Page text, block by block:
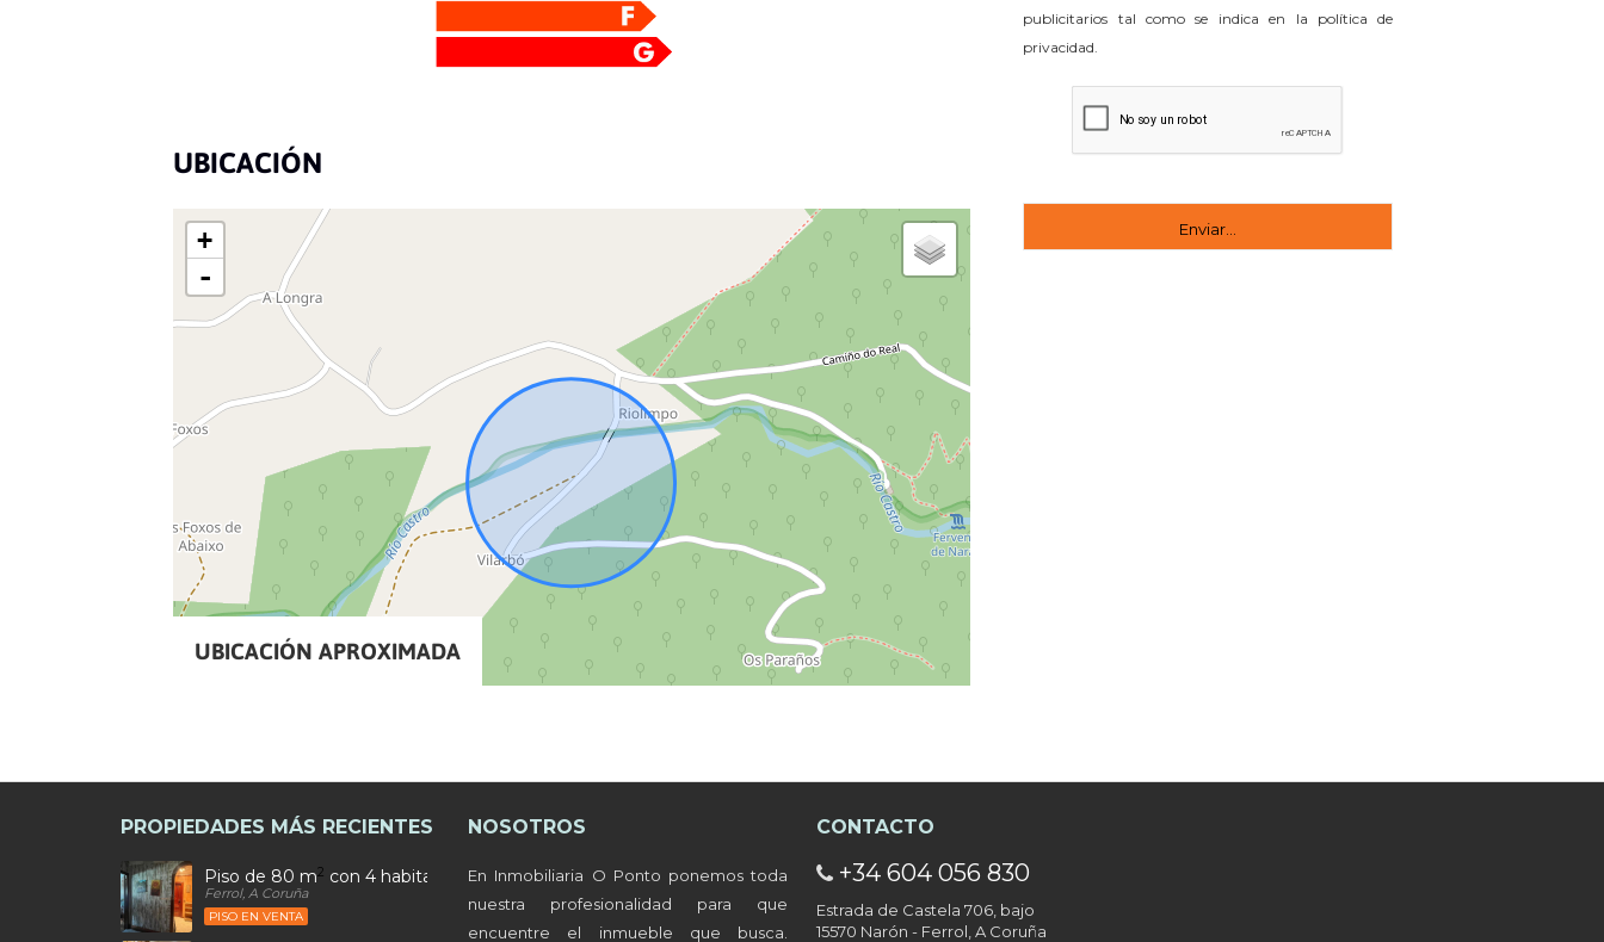
publicitarios tal como se indica en la política de
privacidad.
UBICACIÓN
+
-
UBICACIÓN APROXIMADA
PROPIEDADES MÁS RECIENTES
Piso de 80 m2 con 4 habitaciones y 2 baños en Caranza.
Ferrol, A Coruña
PISO EN VENTA
NOSOTROS
En Inmobiliaria O Ponto ponemos toda
nuestra profesionalidad para que
encuentre el inmueble que busca.
CONTACTO
+34 604 056 830
Estrada de Castela 706, bajo
15570 Narón - Ferrol, A Coruña